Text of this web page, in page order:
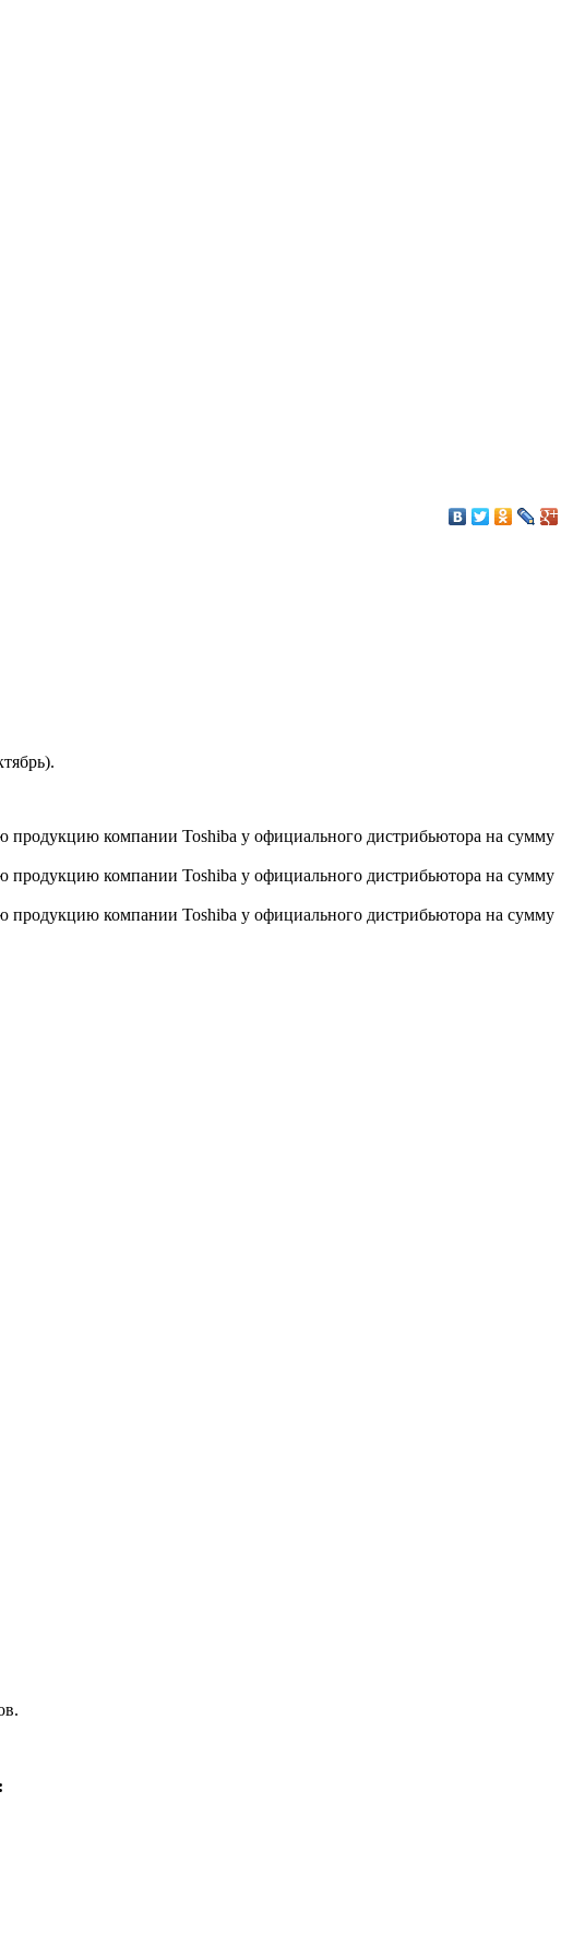
продукцию компании Toshiba у официального дистрибьютора на сумму
продукцию компании Toshiba у официального дистрибьютора на сумму
продукцию компании Toshiba у официального дистрибьютора на сумму